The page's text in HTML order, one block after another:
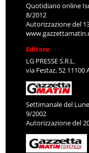
Quotidiano online
8/2012
Autorizzazione del
Editore
LG PRESSE S.R.L.
via Festaz, 52 11100
Settimanale del
9/2002
Autorizzazione del